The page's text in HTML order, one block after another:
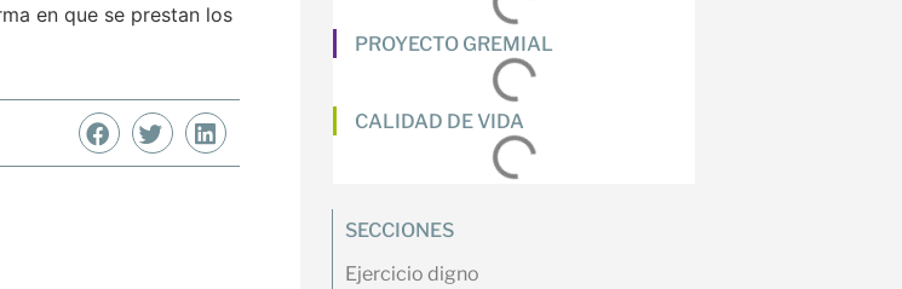
en que se prestan los
PROYECTO GREMIAL
CALIDAD DE VIDA
SECCIONES
Ejercicio digno